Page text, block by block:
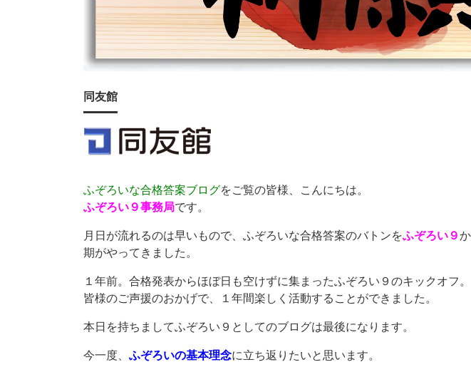
同友館
ふぞろいな合格答案ブログをご覧の皆様、こんにちは。
ふぞろい９事務局です。
月日が流れるのは早いもので、ふぞろいな合格答案のバトンをふぞろい９
期がやってきました。
１年前。合格発表からほぼ日も空けずに集まったふぞろい９のキックオフ。
皆様のご声援のおかげで、１年間楽しく活動することができました。
本日を持ちましてふぞろい９としてのブログは最後になります。
今一度、 ふぞろいの基本理念に立ち返りたいと思います。